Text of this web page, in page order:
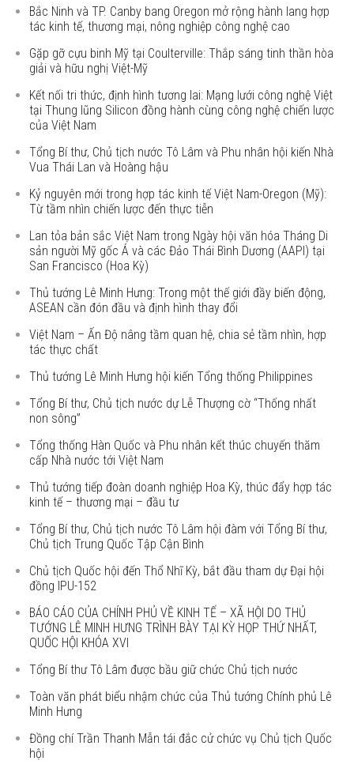
Bắc Ninh và TP. Canby bang Oregon mở rộng hành lang hợp
tác kinh tế, thương mại, nông nghiệp công nghệ cao
Gặp gỡ cựu binh Mỹ tại Coulterville: Thắp sáng tinh thần hòa
giải và hữu nghị Việt-Mỹ
Kết nối tri thức, định hình tương lai: Mạng lưới công nghệ Việt
tại Thung lũng Silicon đồng hành cùng công nghệ chiến lược
của Việt Nam
Tổng Bí thư, Chủ tịch nước Tô Lâm và Phu nhân hội kiến Nhà
Vua Thái Lan và Hoàng hậu
Kỷ nguyên mới trong hợp tác kinh tế Việt Nam-Oregon (Mỹ):
Từ tầm nhìn chiến lược đến thực tiễn
Lan tỏa bản sắc Việt Nam trong Ngày hội văn hóa Tháng Di
sản người Mỹ gốc Á và các Đảo Thái Bình Dương (AAPI) tại
San Francisco (Hoa Kỳ)
Thủ tướng Lê Minh Hưng: Trong một thế giới đầy biến động,
ASEAN cần đón đầu và định hình thay đổi
Việt Nam – Ấn Độ nâng tầm quan hệ, chia sẻ tầm nhìn, hợp
tác thực chất
Thủ tướng Lê Minh Hưng hội kiến Tổng thống Philippines
Tổng Bí thư, Chủ tịch nước dự Lễ Thượng cờ “Thống nhất
non sông”
Tổng thống Hàn Quốc và Phu nhân kết thúc chuyến thăm
cấp Nhà nước tới Việt Nam
Thủ tướng tiếp đoàn doanh nghiệp Hoa Kỳ, thúc đẩy hợp tác
kinh tế – thương mại – đầu tư
Tổng Bí thư, Chủ tịch nước Tô Lâm hội đàm với Tổng Bí thư,
Chủ tịch Trung Quốc Tập Cận Bình
Chủ tịch Quốc hội đến Thổ Nhĩ Kỳ, bắt đầu tham dự Đại hội
đồng IPU-152
BÁO CÁO CỦA CHÍNH PHỦ VỀ KINH TẾ – XÃ HỘI DO THỦ
TƯỚNG LÊ MINH HƯNG TRÌNH BÀY TẠI KỲ HỌP THỨ NHẤT,
QUỐC HỘI KHÓA XVI
Tổng Bí thư Tô Lâm được bầu giữ chức Chủ tịch nước
Toàn văn phát biểu nhậm chức của Thủ tướng Chính phủ Lê
Minh Hưng
Đồng chí Trần Thanh Mẫn tái đắc cử chức vụ Chủ tịch Quốc
hội